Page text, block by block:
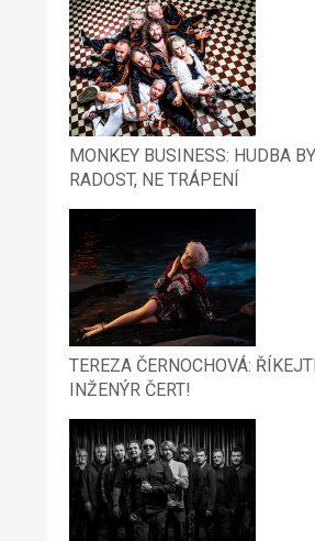
MONKEY BUSINESS: HUDBA
RADOST, NE TRÁPENÍ
TEREZA ČERNOCHOVÁ:
INŽENÝR ČERT!